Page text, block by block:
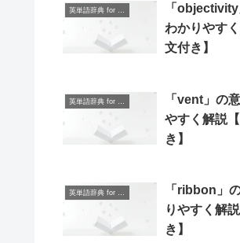
「
わかりやす
文付き】
「vent」の
やすく解説
き】
「ribbon」
りやすく解
き】